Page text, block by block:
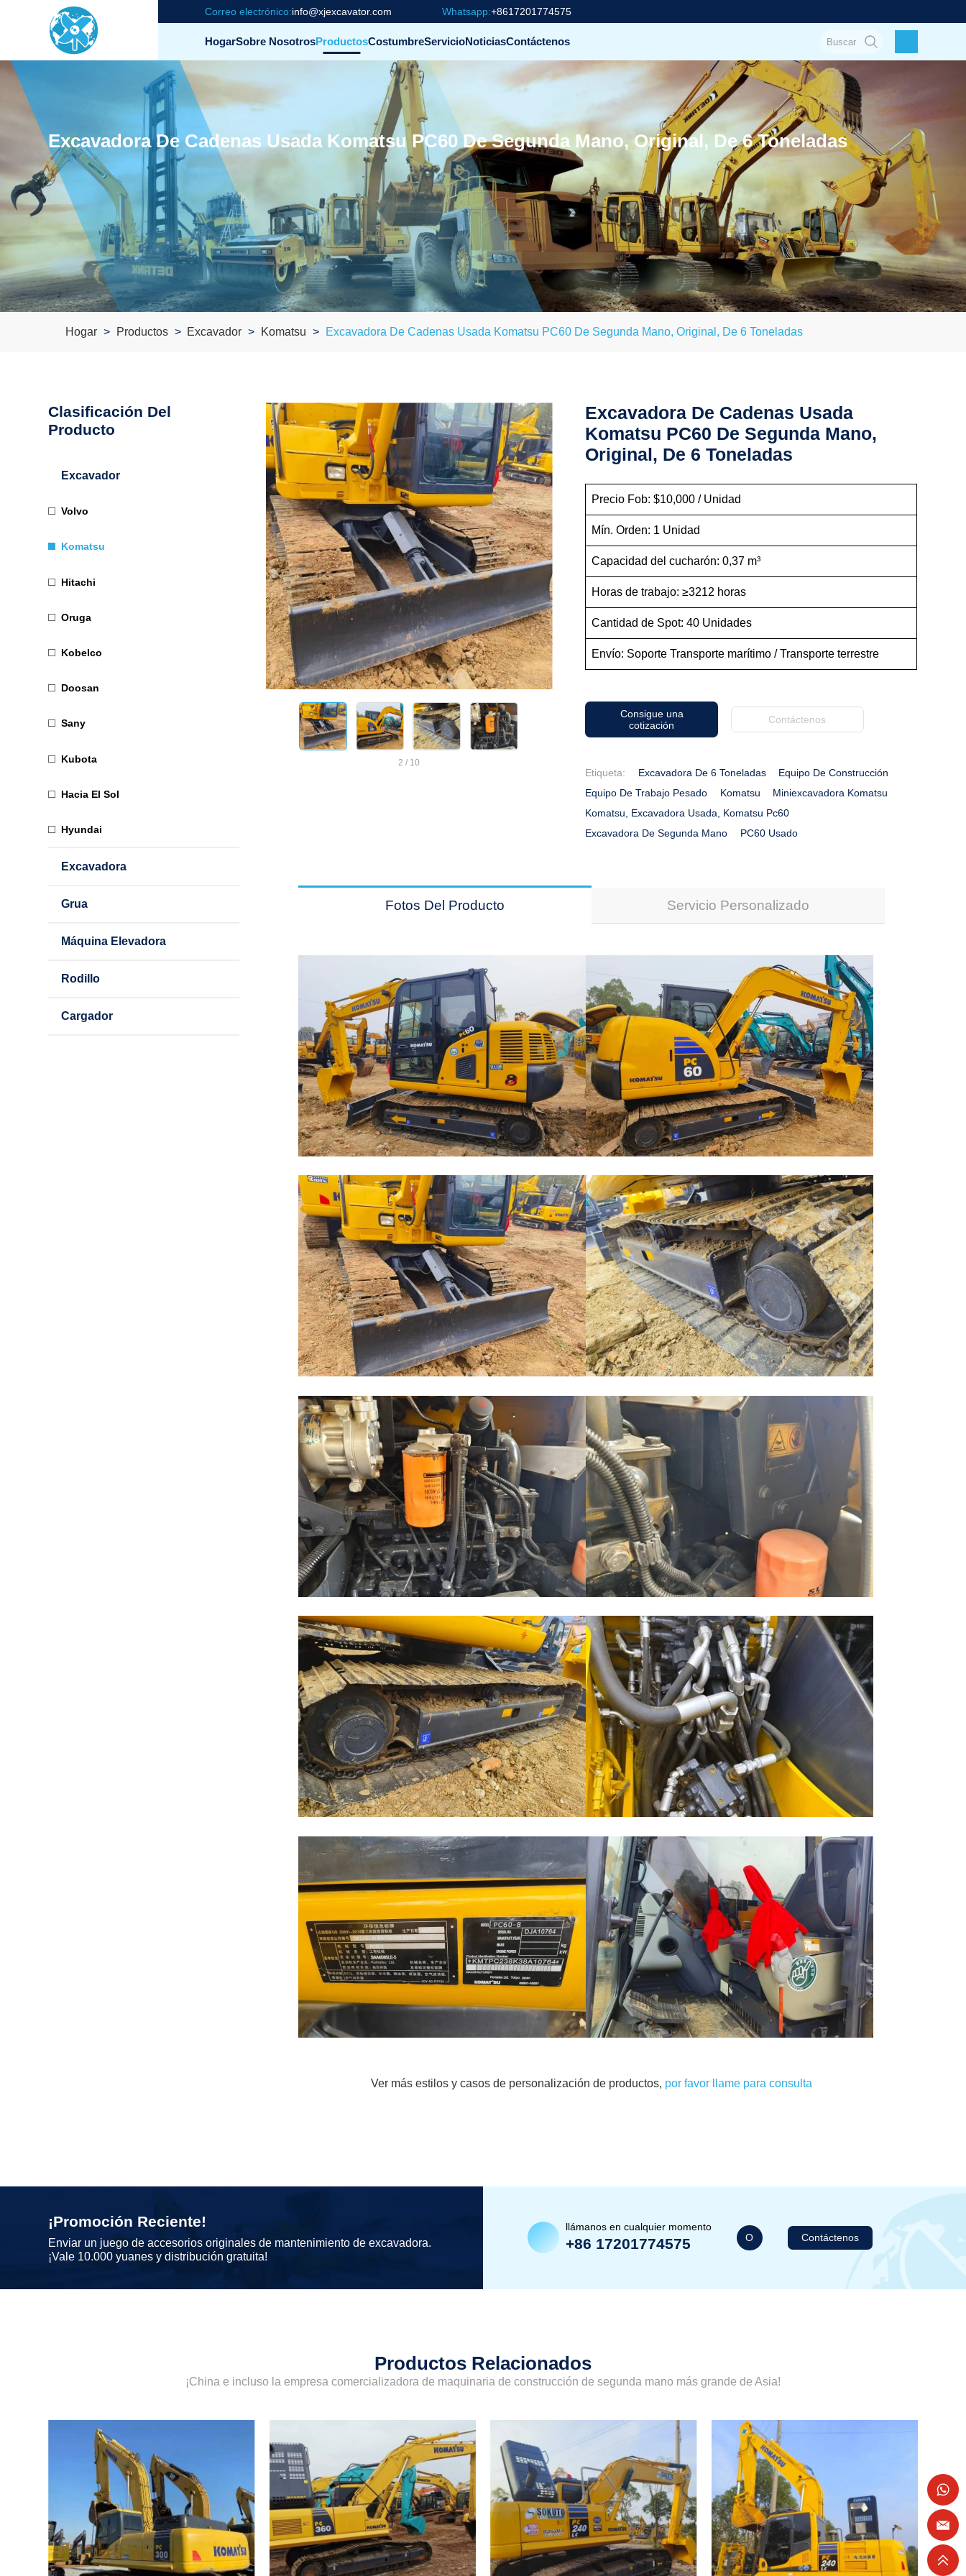
Correo electrónico:info@xjexcavator.com Whatsapp:+8617201774575
HogarSobre NosotrosProductosCostumbreServicioNoticiasContáctenos
Excavadora De Cadenas Usada Komatsu PC60 De Segunda Mano, Original, De 6 Toneladas
Hogar Productos Excavador Komatsu Excavadora De Cadenas Usada Komatsu PC60 De Segunda Mano, Original, De 6 Toneladas
Clasificación Del
Producto
Excavador
Volvo
Komatsu
Hitachi
Oruga
Kobelco
Doosan
Sany
Kubota
Hacia El Sol
Hyundai
Excavadora
Grua
Máquina Elevadora
Rodillo
Cargador
2 / 10
Excavadora De Cadenas Usada
Komatsu PC60 De Segunda Mano,
Original, De 6 Toneladas
Precio Fob: $10,000 / Unidad
Mín. Orden: 1 Unidad
Capacidad del cucharón: 0,37 m³
Horas de trabajo: ≥3212 horas
Cantidad de Spot: 40 Unidades
Envío: Soporte Transporte marítimo / Transporte terrestre
Consigue una
cotización
Contáctenos
Etiqueta: Excavadora De 6 Toneladas
Equipo De Construcción
Equipo De Trabajo Pesado
Komatsu
Miniexcavadora Komatsu
Komatsu, Excavadora Usada, Komatsu Pc60
Excavadora De Segunda Mano
PC60 Usado
Fotos Del Producto Servicio Personalizado
Ver más estilos y casos de personalización de productos, por favor llame para consulta
¡Promoción Reciente!
Enviar un juego de accesorios originales de mantenimiento de excavadora.
¡Vale 10.000 yuanes y distribución gratuita!
llámanos en cualquier momento
+86 17201774575 O Contáctenos
Productos Relacionados
¡China e incluso la empresa comercializadora de maquinaria de construcción de segunda mano más grande de Asia!